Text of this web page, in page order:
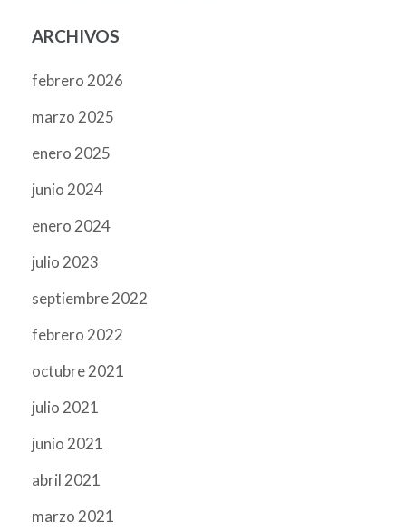
ARCHIVOS
febrero 2026
marzo 2025
enero 2025
junio 2024
enero 2024
julio 2023
septiembre 2022
febrero 2022
octubre 2021
julio 2021
junio 2021
abril 2021
marzo 2021